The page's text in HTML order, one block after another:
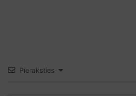
Pieraksties